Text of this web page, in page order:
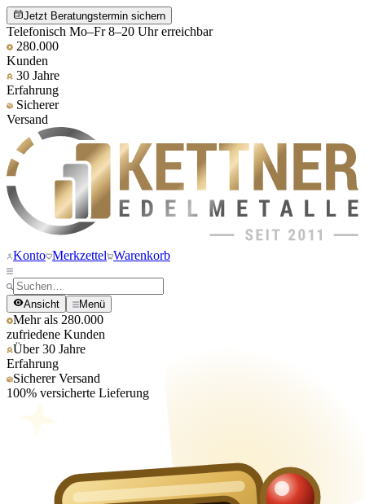
Jetzt Beratungstermin sichern
Telefonisch Mo–Fr 8–20 Uhr erreichbar
280.000
Kunden
30 Jahre
Erfahrung
Sicherer
Versand
Konto Merkzettel Warenkorb
Ansicht Menü
Mehr als 280.000
zufriedene Kunden
Über 30 Jahre
Erfahrung
Sicherer Versand
100% versicherte Lieferung